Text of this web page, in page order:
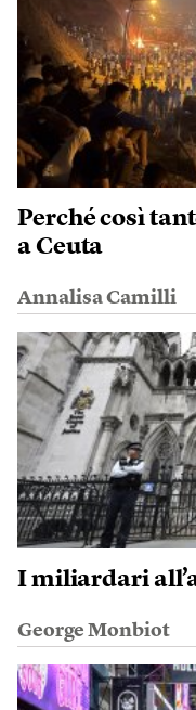
Perché così
a Ceuta
Annalisa Camilli
I miliardari
George Monbiot